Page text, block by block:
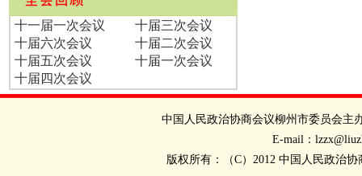
梁红胜 曾昭武
中国农工民主党（11名）
叶永锋 宁雪坚（女） 朱小乐（女） 杨小兵
汪春华 柳 元 袁天柱 郭小文 唐召力
黄福文（女） 韩玉燕（女）
刘 凯(布依族) 李心军 何 铀 何胜花(女)
十一届一次会议
十届三次会议
十届六次会议
十届二次会议
十届五次会议
十届一次会议
十届四次会议
中国人民政治协商会议柳州市委员会
E-mail：
版权所有：（C）2012 中国人民政